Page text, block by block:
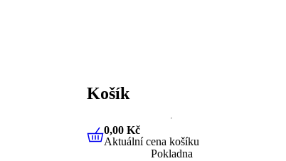
Košík
0,00 KčAktuální cena košíku
0,00 Kč
Aktuální cena košíku
Pokladna